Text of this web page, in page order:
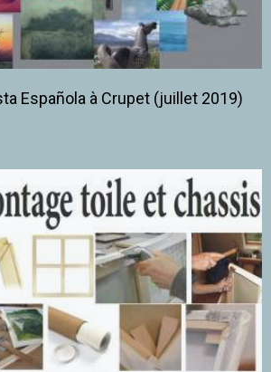
Española à Crupet (juillet 2019)